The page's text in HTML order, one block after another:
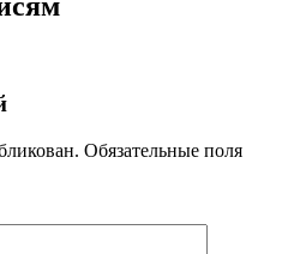
Обязательные поля